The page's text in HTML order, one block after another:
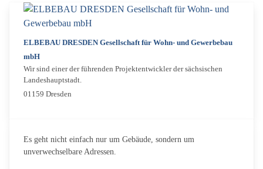
ELBEBAU DRESDEN Gesellschaft für Wohn- und Gewerbebau
mbH
Wir sind einer der führenden Projektentwickler der sächsischen
Landeshauptstadt.
01159 Dresden
Es geht nicht einfach nur um Gebäude, sondern um
unverwechselbare Adressen.